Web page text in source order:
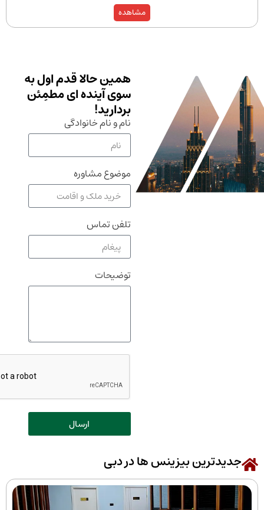
همین حالا قدم اول به
سوی آینده ای مطمِئن
بردارید!
نام و نام خانوادگی
موضوع مشاوره
بیزینس ها در دبی